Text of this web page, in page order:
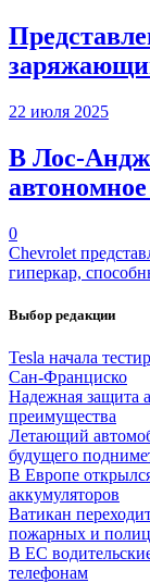
22 июля 2025
В Лос-
0
Chevrolet
гиперкар,
Выбор редакции
Tesla начала
Сан-Франциско
Надежная защита
преимущества
Летающий
будущего
В Европе
аккумуляторов
Ватикан
пожарных и
В ЕС
телефонам